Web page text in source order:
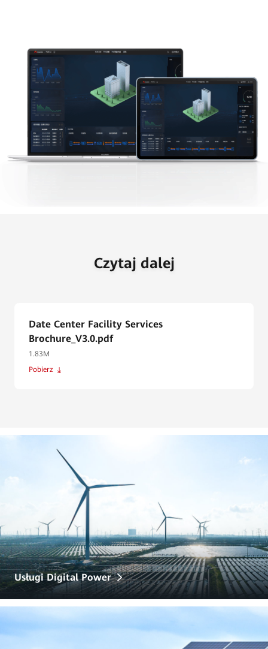
Czytaj dalej
Date Center Facility Services
Brochure_V3.0.pdf
1.83M
Pobierz
Usługi Digital Power